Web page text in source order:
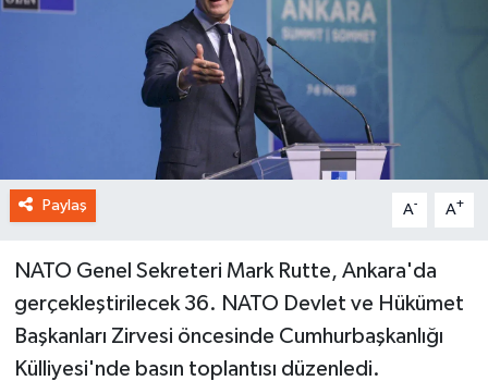
Paylaş A- A+
NATO Genel Sekreteri Mark Rutte, Ankara'da
gerçekleştirilecek 36. NATO Devlet ve Hükümet
Başkanları Zirvesi öncesinde Cumhurbaşkanlığı
Külliyesi'nde basın toplantısı düzenledi.